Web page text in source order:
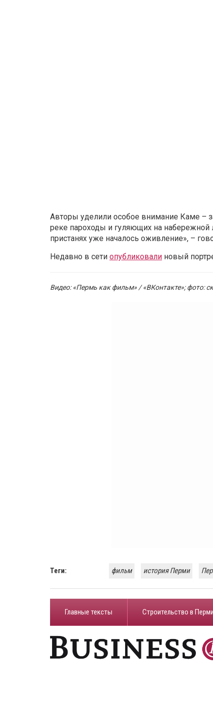
Авторы уделили особое внимание Каме –
реке пароходы и гуляющих на
пристанях уже началось оживление», –
Недавно в сети опубликовали новый
Видео: «Пермь как фильм» / «ВКонтакте»; фото:
Теги: фильм история Перми
Главные тексты Строительство в Перми